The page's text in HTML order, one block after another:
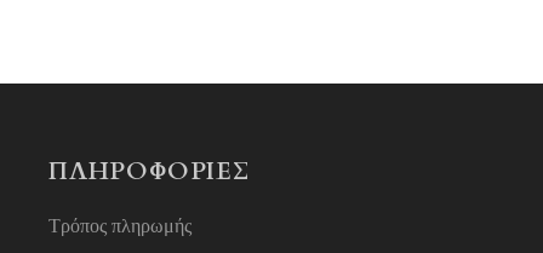
ΠΛΗΡΟΦΟΡΙΕΣ
Τρόπος πληρωμής